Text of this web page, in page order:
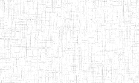
05/11/1998 ENIET
05/08/2010 ENIET